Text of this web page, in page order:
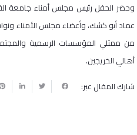
وحضر الحفل رئيس مجلس أمناء جامعة
عماد أبو كشك، وأعضاء مجلس الأمناء
من ممثلي المؤسسات الرسمية
أهالي الخريجين.
شارك المقال عبر: